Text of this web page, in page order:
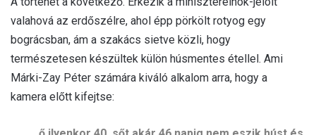
valahová az erdőszélre, ahol épp pörkölt rotyog egy
bográcsban, ám a szakács sietve közli, hogy
természetesen készültek külön húsmentes étellel. Ami
Márki-Zay Péter számára kiváló alkalom arra, hogy a
kamera előtt kifejtse: